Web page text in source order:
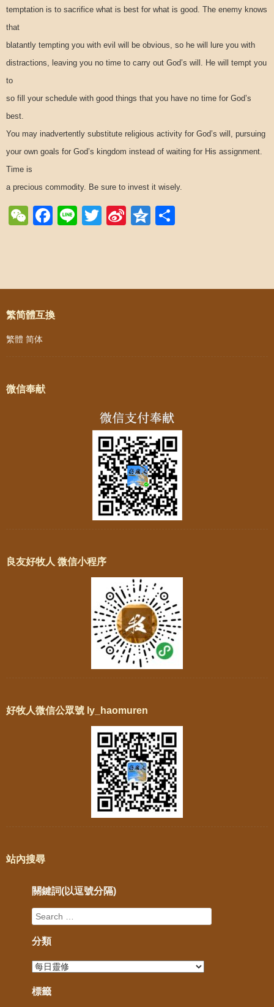
temptation is to sacrifice what is best for what is good. The enemy knows
that
blatantly tempting you with evil will be obvious, so he will lure you with
distractions, leaving you no time to carry out God’s will. He will tempt you
to
so fill your schedule with good things that you have no time for God’s
best.
You may inadvertently substitute religious activity for God’s will, pursuing
your own goals for God’s kingdom instead of waiting for His assignment.
Time is
a precious commodity. Be sure to invest it wisely.
WeChat
Facebook
LineTwitter
SinaQzone
Post navigation
繁简體互換
繁體 简体
微信奉献
良友好牧人 微信小程序
好牧人微信公眾號 ly_haomuren
站內搜尋
關鍵詞(以逗號分隔)
分類
標籤